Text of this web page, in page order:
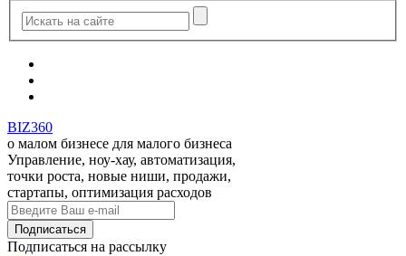
BIZ360
о малом бизнесе для малого бизнеса
Управление, ноу-хау, автоматизация,
точки роста, новые ниши, продажи,
стартапы, оптимизация расходов
Подписаться на рассылку